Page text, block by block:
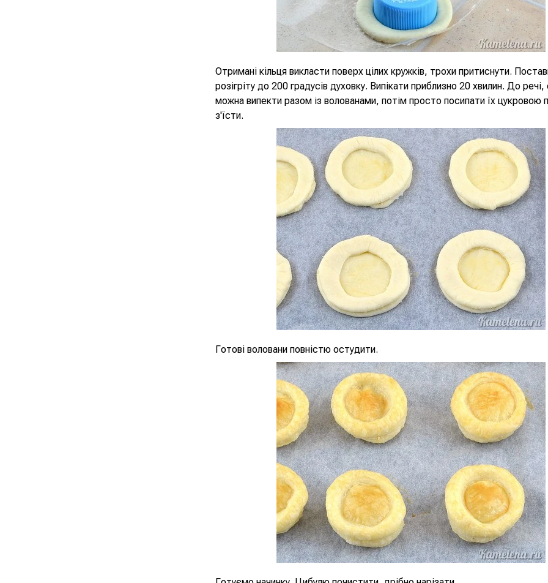
Отримані кільця викласти поверх цілих кружків, трохи притиснути.
розігріту до 200 градусів духовку. Випікати приблизно 20 хвилин. До речі,
можна випекти разом із волованами, потім просто посипати їх цукровою
з'їсти.
Готові воловани повністю остудити.